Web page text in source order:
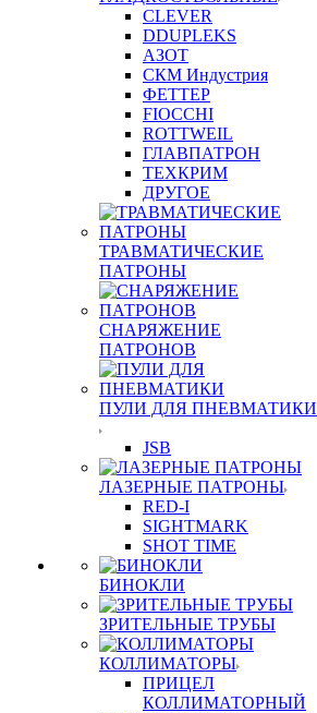
CLEVER
DDUPLEKS
АЗОТ
СКМ Индустрия
ФЕТТЕР
FIOCCHI
ROTTWEIL
ГЛАВПАТРОН
ТЕХКРИМ
ДРУГОЕ
ТРАВМАТИЧЕСКИЕ
ПАТРОНЫ
СНАРЯЖЕНИЕ
ПАТРОНОВ
ПУЛИ ДЛЯ ПНЕВМАТИКИ
JSB
ЛАЗЕРНЫЕ ПАТРОНЫ
RED-I
SIGHTMARK
SHOT TIME
БИНОКЛИ
ЗРИТЕЛЬНЫЕ ТРУБЫ
КОЛЛИМАТОРЫ
ПРИЦЕЛ
КОЛЛИМАТОРНЫЙ